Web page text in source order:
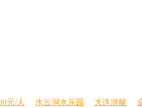
元/人 水云涧水乐园 大连游艇